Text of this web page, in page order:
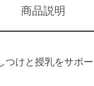
商品説明
つけと授乳をサポ